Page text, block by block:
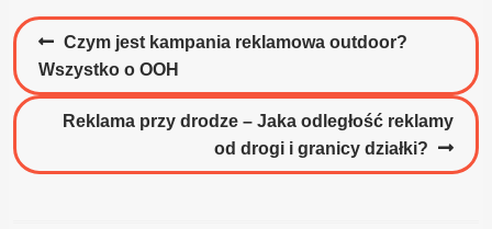
Nawigacja
wpisu
Poprzedni
wpis:
Czym jest kampania reklamowa outdoor?
Wszystko o OOH
Następny
Reklama przy drodze – Jaka odległość reklamy
od drogi i granicy działki?